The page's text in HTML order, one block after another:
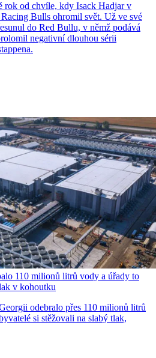
rok od chvíle, kdy Isack Hadjar v
Bulls ohromil svět. Už ve své
do Red Bullu, v němž podává
negativní dlouhou sérii
110 milionů litrů vody a úřady to
v kohoutku
odebralo přes 110 milionů litrů
si stěžovali na slabý tlak,